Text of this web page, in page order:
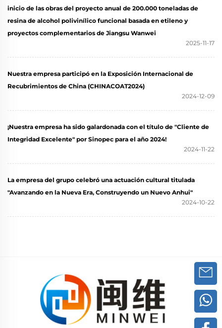
inicio de las obras del proyecto anual de 200.000 toneladas de
resina de alcohol polivinílico funcional basada en etileno y
proyectos complementarios de Jiangsu Wanwei
2025-11-17
Nuestra empresa participó en la Exposición Internacional de
Recubrimientos de China (CHINACOAT2024)
2024-12-09
¡Nuestra empresa ha sido galardonada con el título de "Cliente de
Integridad Excelente" por Sinopec para el año 2024!
2024-11-22
La empresa del grupo celebró una actuación cultural titulada
"Avanzando en la Nueva Era, Construyendo un Nuevo Anhui"
2024-10-22